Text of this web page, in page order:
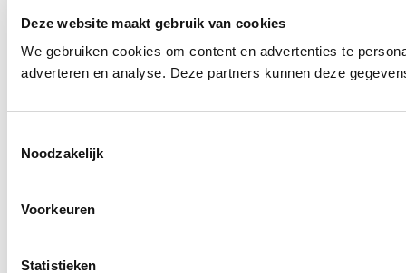
Deze website maakt gebruik van cookies
We gebruiken cookies om content en advertenties te
adverteren en analyse. Deze partners kunnen deze
Noodzakelijk
Voorkeuren
Statistieken